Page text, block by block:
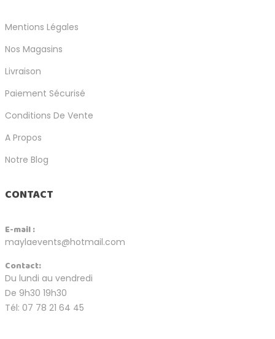
Mentions Légales
Nos Magasins
Livraison
Paiement Sécurisé
Conditions De Vente
A Propos
Notre Blog
CONTACT
E-mail :
maylaevents@hotmail.com
Contact:
Du lundi au vendredi
De 9h30 19h30
Tél: 07 78 21 64 45